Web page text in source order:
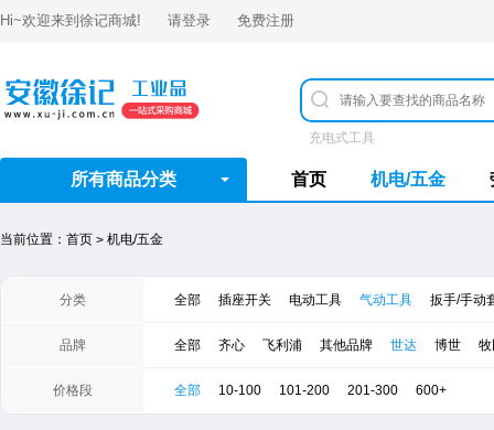
Hi~欢迎来到 徐记商城! 请登录 免费注册
充电式工具
所有商品分类 首页 机电/五金
当前位置： 首页 > 机电/五金
分类 全部 插座开关 电动工具 气动工具 扳手/手动
品牌 全部 齐心 飞利浦 其他品牌 世达 ​博世
价格段 全部 10-100 101-200 201-300 600+